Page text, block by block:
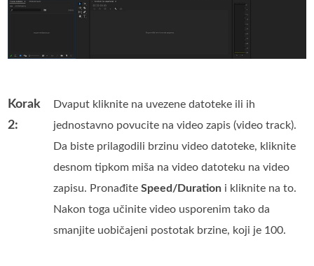
Korak
2:
Dvaput kliknite na uvezene datoteke ili ih
jednostavno povucite na video zapis (video track).
Da biste prilagodili brzinu video datoteke, kliknite
desnom tipkom miša na video datoteku na video
zapisu. PronađiteSpeed/Duration i kliknite na to.
Nakon toga učinite video usporenim tako da
smanjite uobičajeni postotak brzine, koji je 100.